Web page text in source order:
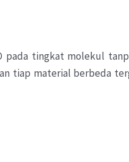
pada tingkat molekul
tiap material berbeda